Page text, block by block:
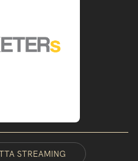
STREAMING